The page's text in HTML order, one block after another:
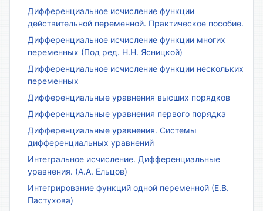
Дифференциальное исчисление функции
действительной переменной. Практическое пособие.
Дифференциальное исчисление функции многих
переменных (Под ред. Н.Н. Ясницкой)
Дифференциальное исчисление функции нескольких
переменных
Дифференциальные уравнения высших порядков
Дифференциальные уравнения первого порядка
Дифференциальные уравнения. Системы
дифференциальных уравнений
Интегральное исчисление. Дифференциальные
уравнения. (А.А. Ельцов)
Интегрирование функций одной переменной (Е.В.
Пастухова)